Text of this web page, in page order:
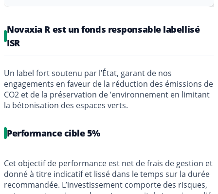
Novaxia R est un fonds responsable labellisé
ISR
Un label fort soutenu par l’État, garant de nos
engagements en faveur de la réduction des émissions de
CO2 et de la préservation de ’environnement en limitant
la bétonisation des espaces verts.
Performance cible 5%
Cet objectif de performance est net de frais de gestion et
donné à titre indicatif et lissé dans le temps sur la durée
recommandée. L’investissement comporte des risques,